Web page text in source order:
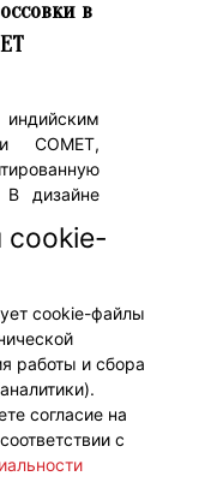
в
COMET,
В дизайне
добавили
cookie-
cookie-файлы
работы и сбора
согласие на
с